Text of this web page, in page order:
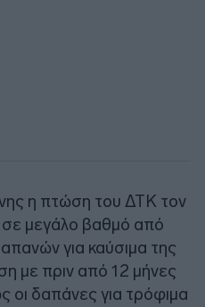
η πτώση του ΔΤΚ τον
μεγάλο βαθμό από
για καύσιμα της
με πριν από 12 μήνες
οι δαπάνες για τρόφιμα